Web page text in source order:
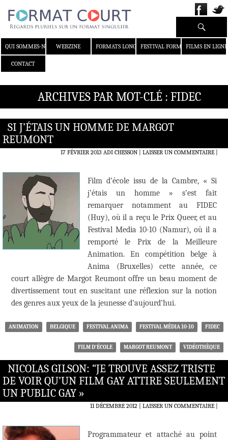
QUI SOMMES-NOUS ?WEBZINE FORMATS LONGS FESTIVAL FORMAT COURT
FILMS EN LIGNE
CONTACT
Recherche
ARCHIVES PAR MOT-CLÉ : FIDEC
SI J’ÉTAIS UN HOMME DE MARGOT
REUMONT
17 FÉVRIER 2013 ADI CHESSON LAISSER UN COMMENTAIRE|
Film d’école issu de la Cambre, « Si
j’étais un homme » s’est fait
remarquer notamment au FIDEC
(Huy), où il a reçu le Prix Queer, et au
Festival Media 10-10 (Namur), où il a
remporté le Prix de la Meilleure
Animation. En compétition belge à
Anima (Bruxelles) cette année, ce
court allègre de Margot Reumont offre un beau moment de
divertissement tout en suscitant une réflexion sur la notion
des genres aux yeux de la jeunesse d’aujourd’hui.
ANIMATION BELGIQUE FESTIVAL ANIMA FESTIVAL MÉDIA 10-10 FIDEC
FILM D'ÉCOLE MARGOT REUMONT VIDÉOTHÈQUE
NICOLAS GILSON: “JE TROUVE ASSEZ TRISTE
DE VOIR QU’UN FILM GAY ATTIRE SEULEMENT
UN PUBLIC GAY »
11 DÉCEMBRE 2012 LAISSER UN COMMENTAIRE|
Programmateur et attaché au point